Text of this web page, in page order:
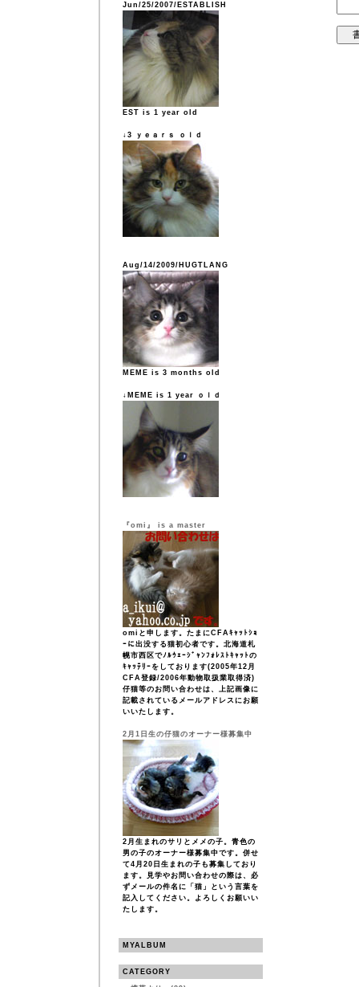
Jun/25/2007/ESTABLISH
EST is 1 year old
↓3 ｙｅａｒｓ ｏｌｄ
Aug/14/2009/HUGTLANG
MEME is 3 months old
↓MEME is 1 year ｏｌｄ
『omi』 is a master
omiと申します。たまにCFAｷｬｯﾄｼｮ
ｰに出没する猫初心者です。北海道札
幌市西区でﾉﾙｳｪｰｼﾞｬﾝﾌｫﾚｽﾄｷｬｯﾄの
ｷｬｯﾃﾘｰをしております(2005年12月
CFA登録/2006年動物取扱業取得済)
仔猫等のお問い合わせは、上記画像に
記載されているメールアドレスにお願
いいたします。
2月1日生の仔猫のオーナー様募集中
2月生まれのサリとメメの子。青色の
男の子のオーナー様募集中です。併せ
て4月20日生まれの子も募集しており
ます。見学やお問い合わせの際は、必
ずメールの件名に「猫」という言葉を
記入してください。よろしくお願いい
たします。
MYALBUM
CATEGORY